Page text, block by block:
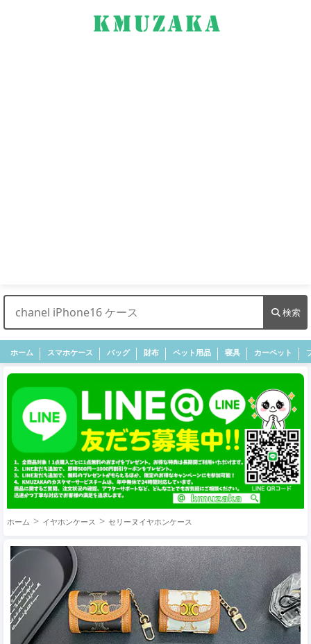
検索
ホーム スマホケース バッグ 財布 ペット用品 寝具 カーペット
ホーム イヤホンケース セリーヌイヤホンケース